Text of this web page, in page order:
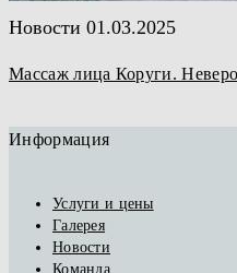
Новости 01.03.2025
Массаж лица Коруги.
Информация
Услуги и цены
Галерея
Новости
Команда